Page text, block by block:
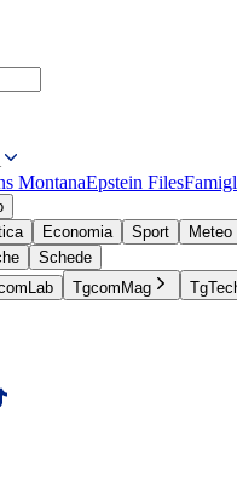
MontanaEpstein Files
Economia Sport
Meteo
Schede
TgcomMag